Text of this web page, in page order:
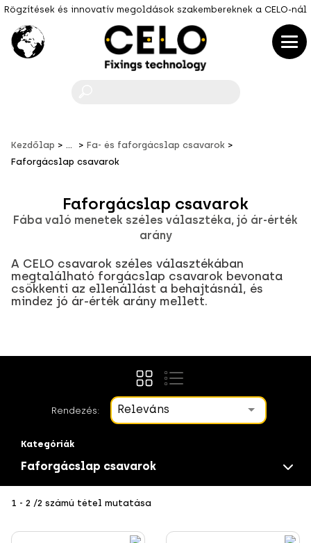
Rögzítések és innovatív megoldások szakembereknek a CELO-nál
Kezdőlap ...
Fa- és faforgácslap csavarok
Faforgácslap csavarok
Faforgácslap csavarok
Fába való menetek széles választéka, jó ár-érték
arány
A CELO csavarok széles választékában
megtalálható forgácslap csavarok bevonata
csökkenti az ellenállást a behajtásnál, és
mindez jó ár-érték arány mellett.
Rendezés: Releváns
Kategóriák
Faforgácslap csavarok
1 - 2 /2 számú tétel mutatása